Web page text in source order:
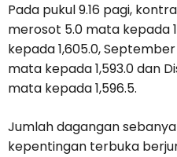
Pada pukul 9.16 pagi,
merosot 5.0 mata kepada
kepada 1,605.0,
mata kepada 1,593.0 dan
mata kepada 1,596.5.
Jumlah dagangan
kepentingan terbuka